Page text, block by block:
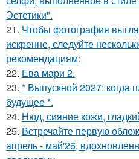
Эстетики".
21. Чтобы фотография
искренне, следуйте
рекомендациям:
22. Ева мари 2.
23. * Выпускной 2027: когда
будущее *.
24. Нюд, сияние кожи,
25. Встречайте первую
апрель - май'26,